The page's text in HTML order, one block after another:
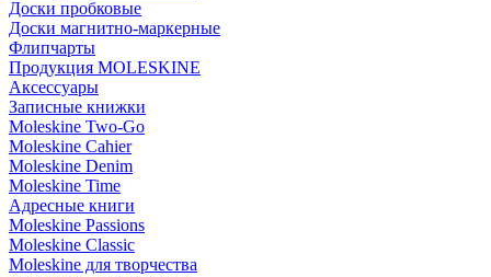
Доски пробковые
Доски магнитно-маркерные
Флипчарты
Продукция MOLESKINE
Аксессуары
Записные книжки
Moleskine Two-Go
Moleskine Cahier
Moleskine Denim
Moleskine Time
Адресные книги
Moleskine Passions
Moleskine Classic
Moleskine для творчества